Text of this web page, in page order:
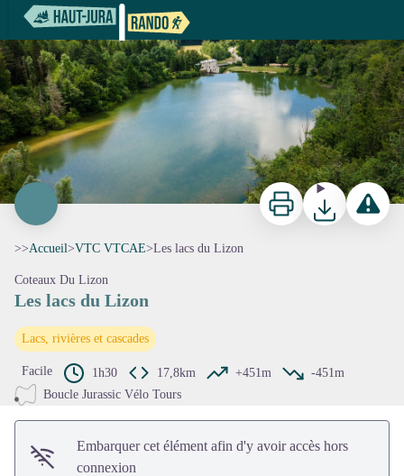
Les lacs du Lizon
Lac de Cuttura -
ImprimerTéléchargerSignaler
>>Accueil>VTC VTCAE>Les lacs du Lizon
Coteaux Du Lizon
Les lacs du Lizon
Lacs, rivières et cascades
Facile 1h30 17,8km +451m
-451m
Boucle Jurassic Vélo Tours
Embarquer cet élément afin d'y avoir accès hors
connexion